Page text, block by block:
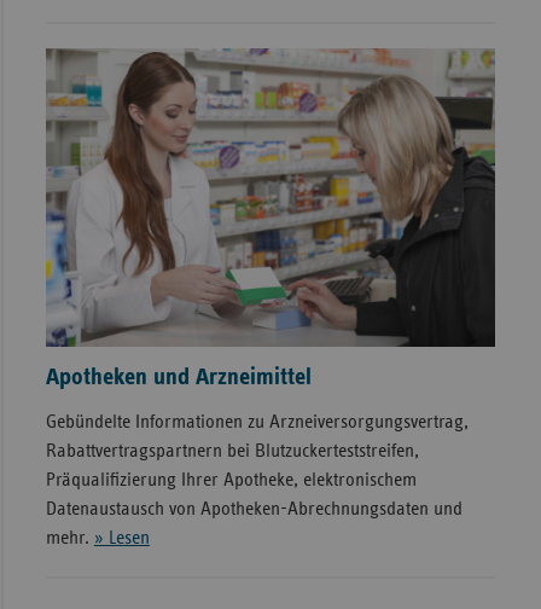
Apotheken und Arzneimittel
Gebündelte Informationen zu Arzneiversorgungsvertrag,
Rabattvertragspartnern bei Blutzuckerteststreifen,
Präqualifizierung Ihrer Apotheke, elektronischem
Datenaustausch von Apotheken-Abrechnungsdaten und
mehr. » Lesen